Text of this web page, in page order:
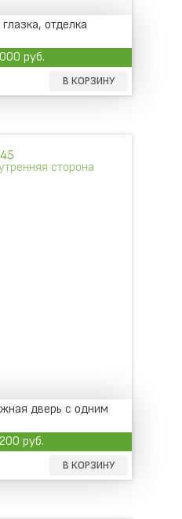
отделка
руб.
В КОРЗИНУ
дверь с одним
руб.
В КОРЗИНУ